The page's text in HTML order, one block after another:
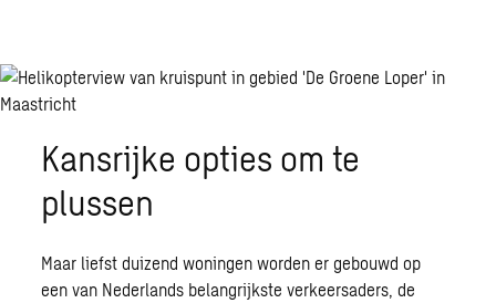
Kansrijke opties om te
plussen
Maar liefst duizend woningen worden er gebouwd op
een van Nederlands belangrijkste verkeersaders, de